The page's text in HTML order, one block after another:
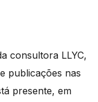
consultora LLYC,
publicações nas
presente, em